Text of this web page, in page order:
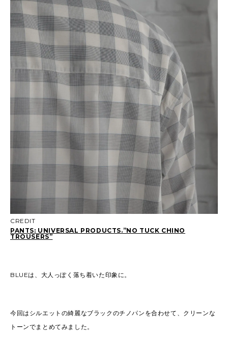
CREDIT
PANTS: UNIVERSAL PRODUCTS.”NO TUCK CHINO
TROUSERS”
BLUEは、大人っぽく落ち着いた印象に。
今回はシルエットの綺麗なブラックのチノパンを合わせて、クリーンな
トーンでまとめてみました。